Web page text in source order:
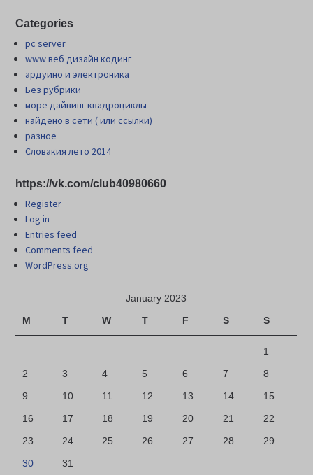
Categories
pc server
www веб дизайн кодинг
ардуино и электроника
Без рубрики
море дайвинг квадроциклы
найдено в сети ( или ссылки)
разное
Словакия лето 2014
https://vk.com/club40980660
Register
Log in
Entries feed
Comments feed
WordPress.org
January 2023
M
T W T F S S
1
2
3 4 5 6 7
8
9
10 11 12 13 14
15
16
17 18 19 20 21
22
23
24 25 26 27 28
29
30
31